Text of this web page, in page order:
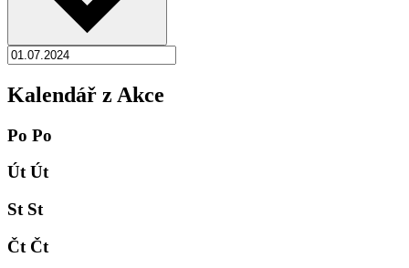
Kalendář z Akce
Po Po
ÚtÚt
St St
Čt Čt